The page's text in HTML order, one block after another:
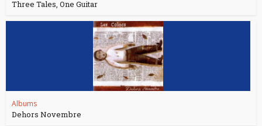
Three Tales, One Guitar
Albums
Dehors Novembre